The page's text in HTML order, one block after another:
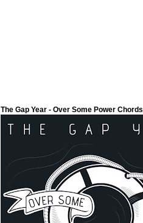
The Gap Year - Over Some Power Chords